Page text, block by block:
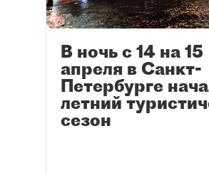
В ночь с 14 на 15
апреля в Санкт-
Петербурге
летний
сезон